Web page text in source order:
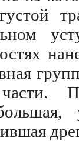
части.